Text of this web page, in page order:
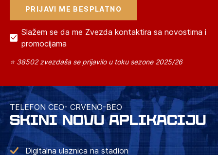
Slažem se da me Zvezda kontaktira sa novostima i
promocijama
⭐ 38502 zvezdaša se prijavilo u toku sezone 2025/26
TELEFON CEO- CRVENO-BEO
SKINI NOVU APLIKACIJU
Digitalna ulaznica na stadion